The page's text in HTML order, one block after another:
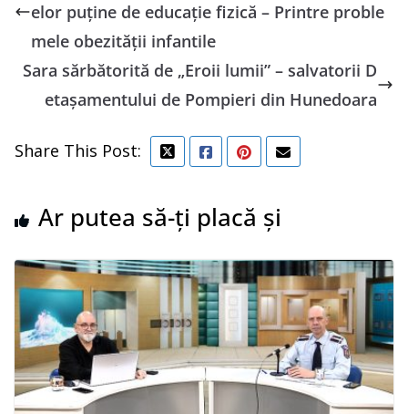
elor puține de educație fizică – Printre proble
mele obezității infantile
Sara sărbătorită de „Eroii lumii” – salvatorii D
etașamentului de Pompieri din Hunedoara
Share This Post:
Ar putea să-ți placă și